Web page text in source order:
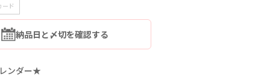
ード
納品日と〆切を確認する
ンダー★